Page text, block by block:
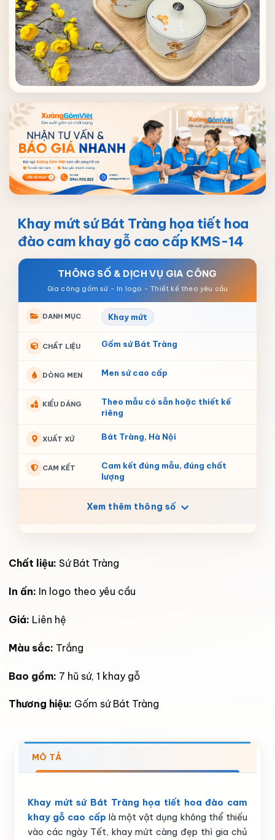
Khay mứt sứ Bát Tràng họa tiết hoa
đào cam khay gỗ cao cấp KMS-14
THÔNG SỐ & DỊCH VỤ GIA CÔNG
DANH MỤC Khay mứt
CHẤT LIỆU Gốm sứ Bát Tràng
DÒNG MEN Men sứ cao cấp
KIỂU DÁNG
Theo mẫu có sẵn hoặc thiết kế
riêng
XUẤT XỨ Bát Tràng, Hà Nội
CAM KẾT
Cam kết đúng mẫu, đúng chất
lượng
Xem thêm thông số
Chất liệu: Sứ Bát Tràng
In ấn: In logo theo yêu cầu
Giá: Liên hệ
Màu sắc: Trắng
Bao gồm: 7 hũ sứ, 1 khay gỗ
Thương hiệu: Gốm sứ Bát Tràng
MÔ TẢ
Khay mứt sứ Bát Tràng họa tiết hoa đào cam
khay gỗ cao cấp là một vật dụng không thể thiếu
vào các ngày Tết, khay mứt càng đẹp thì gia chủ